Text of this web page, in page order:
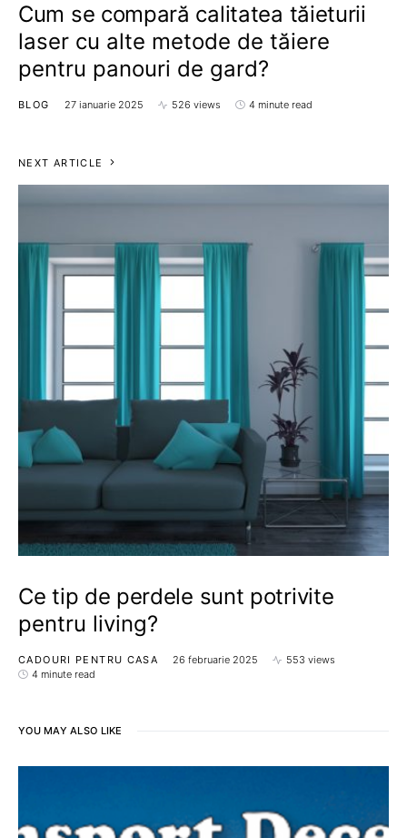
Cum se compară calitatea tăieturii
laser cu alte metode de tăiere
pentru panouri de gard?
BLOG 27 ianuarie 2025 526 views 4 minute read
NEXT ARTICLE
Ce tip de perdele sunt potrivite
pentru living?
CADOURI PENTRU CASA 26 februarie 2025
553 views
4 minute read
YOU MAY ALSO LIKE